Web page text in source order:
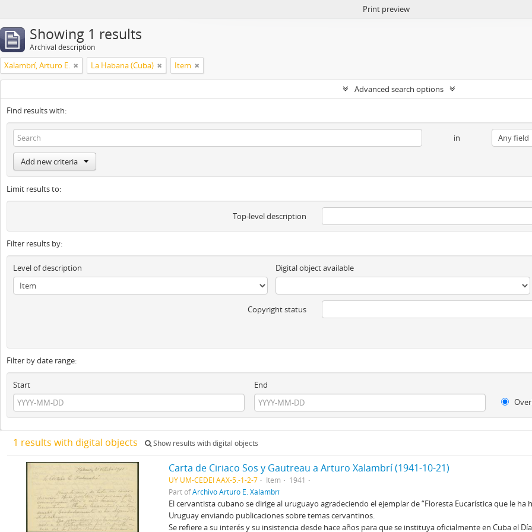
Print preview
Showing 1 results
Archival description
Xalambrí, Arturo E. La Habana (Cuba) Item
Advanced search options
Find results with:
in
Add new criteria
Limit results to:
Top-level description
Filter results by:
Level of description Digital object available
Copyright status
Filter by date range:
Start
End
1 results with digital objects Show results with digital objects
Carta de Ciriaco Sos y Gautreau a Arturo Xalambrí (1941-10-21)
UY UM-CEDEI AAX-5.-1-2-7 Item
1941
Part ofArchivo Arturo E. Xalambrí
El cervantista cubano se dirige al uruguayo agradeciendo el ejemplar de “Floresta Eucarística que le
Uruguay enviando publicaciones sobre temas cervantinos.
Se refiere a su interés y su insistencia desde hace años para que se instituya oficialmente en Cuba el